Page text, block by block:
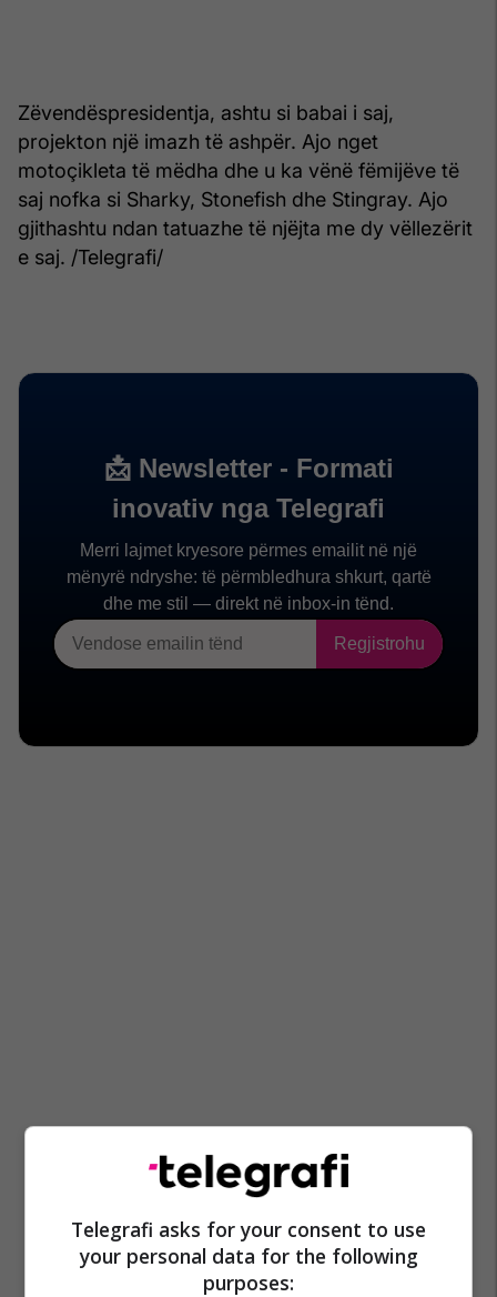
Zëvendëspresidentja, ashtu si babai i saj,
projekton një imazh të ashpër. Ajo nget
motoçikleta të mëdha dhe u ka vënë fëmijëve të
saj nofka si Sharky, Stonefish dhe Stingray. Ajo
gjithashtu ndan tatuazhe të njëjta me dy vëllezërit
e saj. /Telegrafi/
Telegrafi asks for your consent to use
your personal data for the following
purposes: